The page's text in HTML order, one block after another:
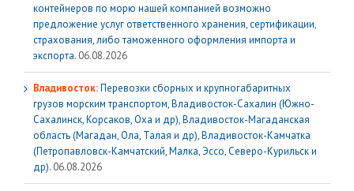
контейнеров по морю нашей компанией возможно
предложение услуг ответственного хранения, сертификации,
страхования, либо таможенного оформления импорта и
экспорта. 06.08.2026
Владивосток:Перевозки сборных и крупногабаритных
грузов морским транспортом, Владивосток-Сахалин (Южно-
Сахалинск, Корсаков, Оха и др), Владивосток-Магаданская
область (Магадан, Ола, Талая и др), Владивосток-Камчатка
(Петропавловск-Камчатский, Малка, Эссо, Северо-Курильск и
др). 06.08.2026